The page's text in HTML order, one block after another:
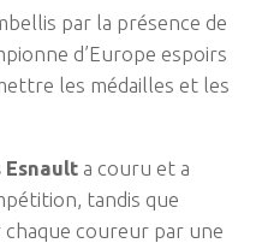
par la présence de
d’Europe espoirs
les médailles et les
Esnault a couru et a
tandis que
coureur par une